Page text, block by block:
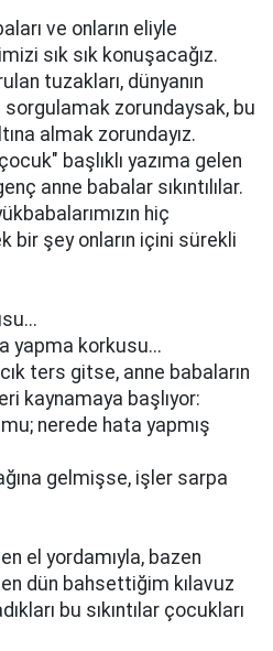
ve onların eliyle
sık sık konuşacağız.
tuzakları, dünyanın
sorgulamak zorundaysak, bu
almak zorundayız.
başlıklı yazıma gelen
anne babalar sıkıntılılar.
hiç
bir şey onların içini sürekli
yapma korkusu...
ters gitse, anne babaların
kaynamaya başlıyor:
nerede hata yapmış
gelmişse, işler sarpa
el yordamıyla, bazen
dün bahsettiğim kılavuz
bu sıkıntılar çocukları